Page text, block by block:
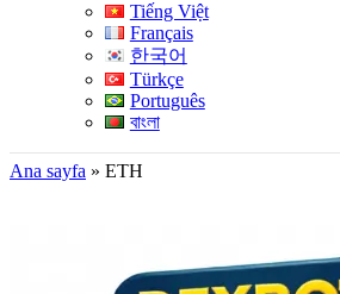
Tiếng Việt
Français
한국어
Türkçe
Português
বাংলা
Ana sayfa » ETH